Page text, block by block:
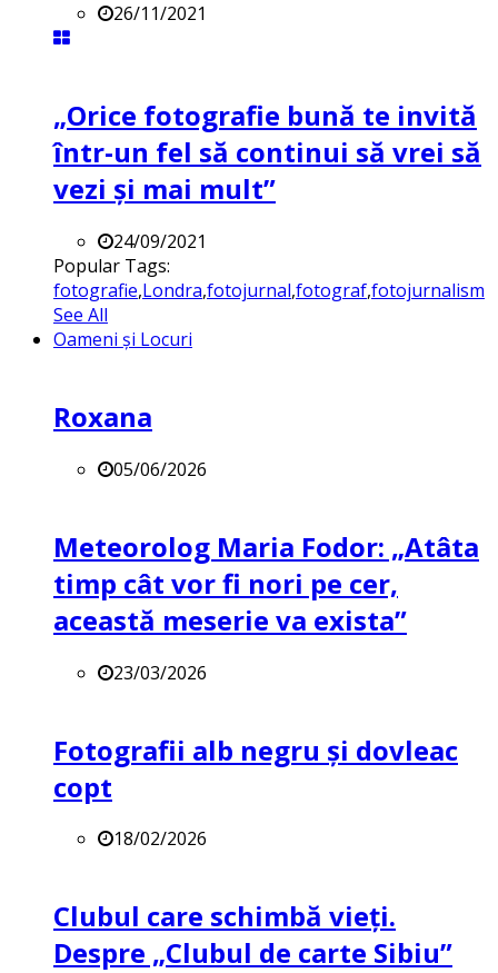
26/11/2021
„Orice fotografie bună te invită
într-un fel să continui să vrei să
vezi și mai mult”
24/09/2021
Popular Tags:
fotografie,Londra,fotojurnal,fotograf,fotojurnalism
See All
Oameni și Locuri
Roxana
05/06/2026
Meteorolog Maria Fodor: „Atâta
timp cât vor fi nori pe cer,
această meserie va exista”
23/03/2026
Fotografii alb negru și dovleac
copt
18/02/2026
Clubul care schimbă vieți.
Despre „Clubul de carte Sibiu”